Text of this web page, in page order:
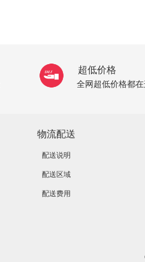
超低价格
全网超低价格都
物流配送
配送说明
配送区域
配送费用